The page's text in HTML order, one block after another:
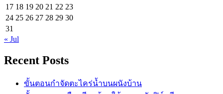
17 18 19 20 21 22 23
24 25 26 27 28 29 30
31
« Jul
Recent Posts
ขั้นตอนกำจัดตะไคร่น้ำบนผนังบ้าน